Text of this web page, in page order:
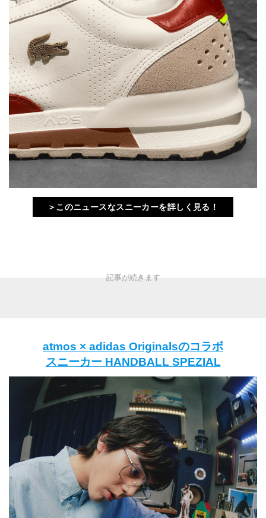
＞このニュースなスニーカーを詳しく見る！
atmos × adidas Originalsのコラボ
スニーカー HANDBALL SPEZIAL